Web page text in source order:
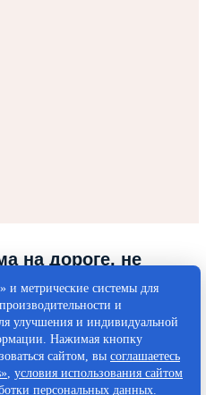
на дороге, не
сообщите о ней!
метрические системы для
и
улучшения и индивидуальной
Нажимая кнопку
сайтом, вы соглашаетесь
, условия использования сайтом
персональных данных.